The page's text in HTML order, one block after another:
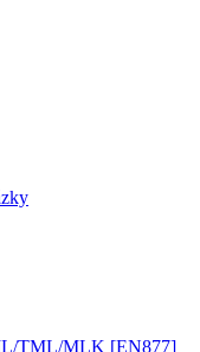
TML/MLK [EN877]